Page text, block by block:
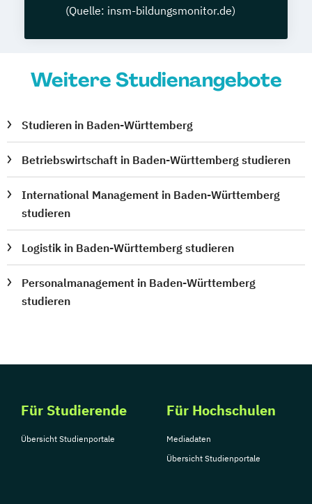
(Quelle: insm-bildungsmonitor.de)
Weitere Studienangebote
Studieren in Baden-Württemberg
Betriebswirtschaft in Baden-Württemberg studieren
International Management in Baden-Württemberg
studieren
Logistik in Baden-Württemberg studieren
Personalmanagement in Baden-Württemberg
studieren
Für Studierende
Übersicht Studienportale
Für Hochschulen
Mediadaten
Übersicht Studienportale